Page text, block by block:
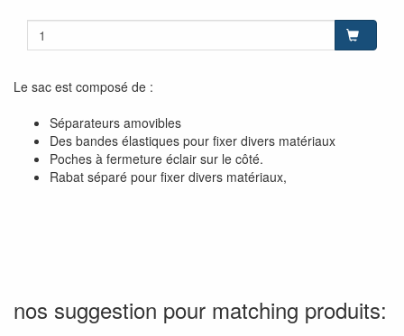
Le sac est composé de :
Séparateurs amovibles
Des bandes élastiques pour fixer divers matériaux
Poches à fermeture éclair sur le côté.
Rabat séparé pour fixer divers matériaux,
nos suggestion pour matching produits: